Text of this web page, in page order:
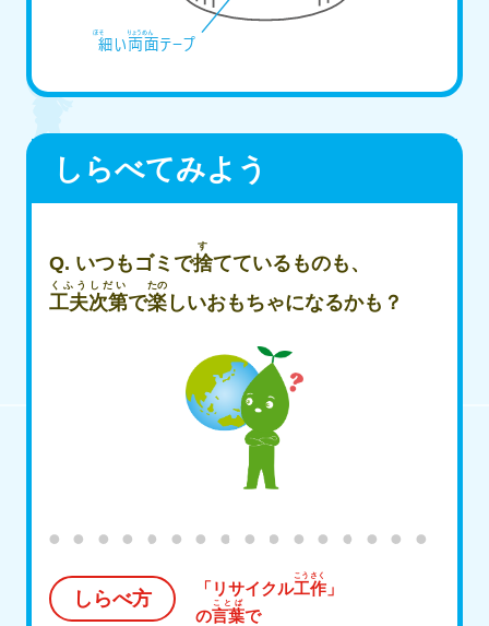
しらべてみよう
Q. いつもゴミで捨
す
てているものも、
工夫次第
くふうしだい
で楽
たの
しいおもちゃになるかも？​
しらべ方 「リサイクル工作
こうさく
」
の言葉
ことば
で